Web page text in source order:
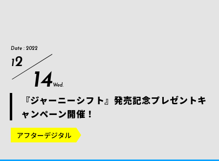
Date : 2022
12
14Wed.
『ジャーニーシフト』発売記念プレゼントキ
ャンペーン開催！
アフターデジタル